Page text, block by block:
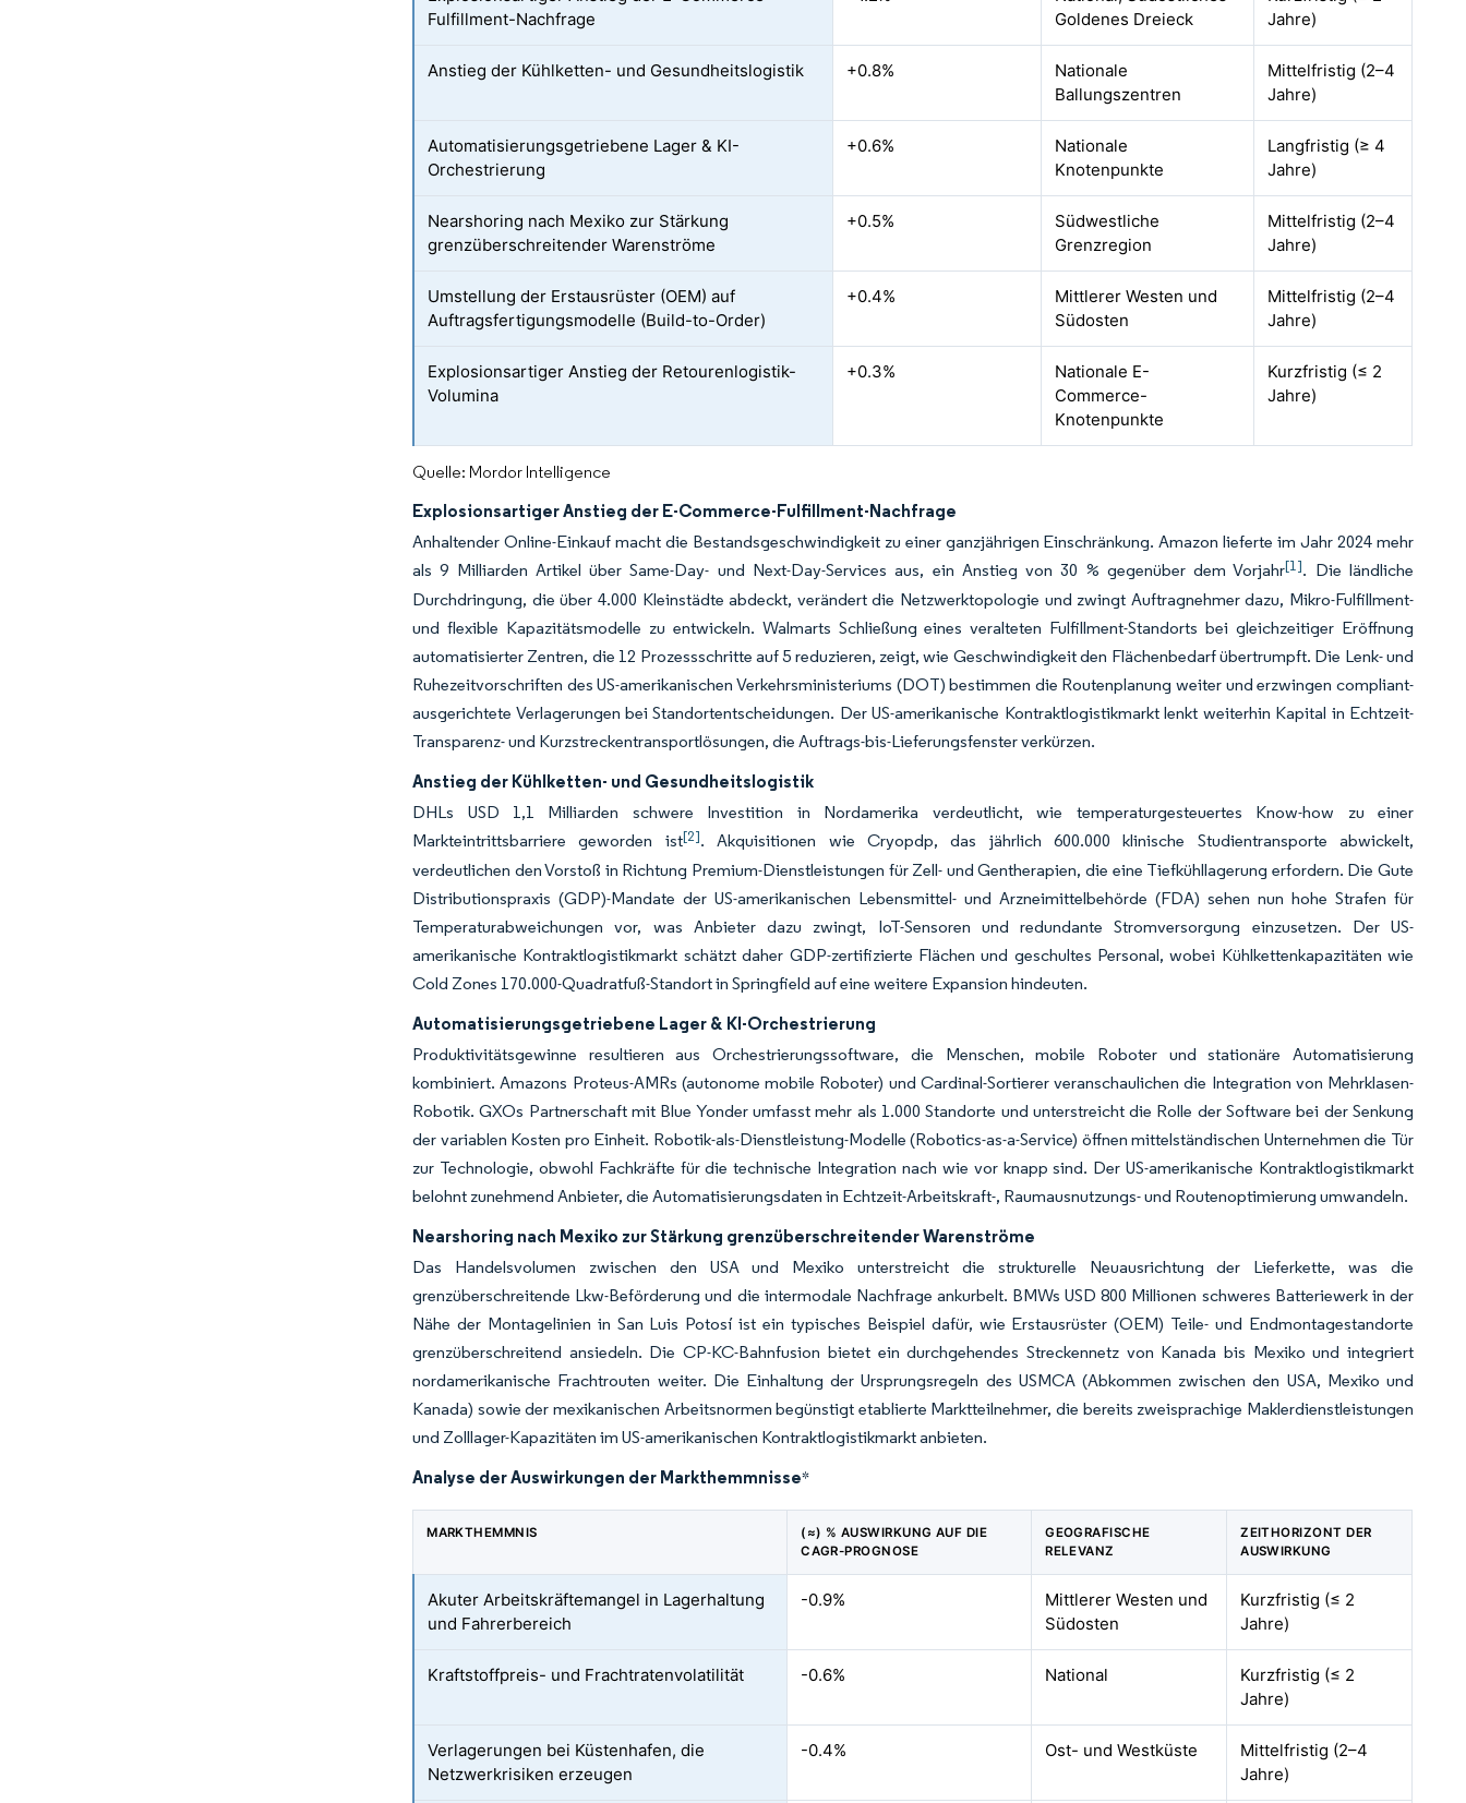
Fulfillment-Nachfrage
Goldenes Dreieck
Jahre)
Anstieg der Kühlketten- und Gesundheitslogistik +0.8%
Nationale
Ballungszentren
Mittelfristig (2–4
Jahre)
Automatisierungsgetriebene Lager & KI-
Orchestrierung
+0.6%
Nationale
Knotenpunkte
Langfristig (≥ 4
Jahre)
Nearshoring nach Mexiko zur Stärkung
grenzüberschreitender Warenströme
+0.5%
Südwestliche
Grenzregion
Mittelfristig (2–4
Jahre)
Umstellung der Erstausrüster (OEM) auf
Auftragsfertigungsmodelle (Build-to-Order)
+0.4%
Mittlerer Westen und
Südosten
Mittelfristig (2–4
Jahre)
Explosionsartiger Anstieg der Retourenlogistik-
Volumina
+0.3%
Nationale E-
Commerce-
Knotenpunkte
Kurzfristig (≤ 2
Jahre)
Quelle: Mordor Intelligence
Explosionsartiger Anstieg der E-Commerce-Fulfillment-Nachfrage
Anhaltender Online-Einkauf macht die Bestandsgeschwindigkeit zu einer ganzjährigen Einschränkung. Amazon lieferte im Jahr 2024 mehr
als 9 Milliarden Artikel über Same-Day- und Next-Day-Services aus, ein Anstieg von 30 % gegenüber dem Vorjahr[1]. Die ländliche
Durchdringung, die über 4.000 Kleinstädte abdeckt, verändert die Netzwerktopologie und zwingt Auftragnehmer dazu, Mikro-Fulfillment-
und flexible Kapazitätsmodelle zu entwickeln. Walmarts Schließung eines veralteten Fulfillment-Standorts bei gleichzeitiger Eröffnung
automatisierter Zentren, die 12 Prozessschritte auf 5 reduzieren, zeigt, wie Geschwindigkeit den Flächenbedarf übertrumpft. Die Lenk- und
Ruhezeitvorschriften des US-amerikanischen Verkehrsministeriums (DOT) bestimmen die Routenplanung weiter und erzwingen compliant-
ausgerichtete Verlagerungen bei Standortentscheidungen. Der US-amerikanische Kontraktlogistikmarkt lenkt weiterhin Kapital in Echtzeit-
Transparenz- und Kurzstreckentransportlösungen, die Auftrags-bis-Lieferungsfenster verkürzen.
Anstieg der Kühlketten- und Gesundheitslogistik
DHLs USD 1,1 Milliarden schwere Investition in Nordamerika verdeutlicht, wie temperaturgesteuertes Know-how zu einer
Markteintrittsbarriere geworden ist[2]. Akquisitionen wie Cryopdp, das jährlich 600.000 klinische Studientransporte abwickelt,
verdeutlichen den Vorstoß in Richtung Premium-Dienstleistungen für Zell- und Gentherapien, die eine Tiefkühllagerung erfordern. Die Gute
Distributionspraxis (GDP)-Mandate der US-amerikanischen Lebensmittel- und Arzneimittelbehörde (FDA) sehen nun hohe Strafen für
Temperaturabweichungen vor, was Anbieter dazu zwingt, IoT-Sensoren und redundante Stromversorgung einzusetzen. Der US-
amerikanische Kontraktlogistikmarkt schätzt daher GDP-zertifizierte Flächen und geschultes Personal, wobei Kühlkettenkapazitäten wie
Cold Zones 170.000-Quadratfuß-Standort in Springfield auf eine weitere Expansion hindeuten.
Automatisierungsgetriebene Lager & KI-Orchestrierung
Produktivitätsgewinne resultieren aus Orchestrierungssoftware, die Menschen, mobile Roboter und stationäre Automatisierung
kombiniert. Amazons Proteus-AMRs (autonome mobile Roboter) und Cardinal-Sortierer veranschaulichen die Integration von Mehrklasen-
Robotik. GXOs Partnerschaft mit Blue Yonder umfasst mehr als 1.000 Standorte und unterstreicht die Rolle der Software bei der Senkung
der variablen Kosten pro Einheit. Robotik-als-Dienstleistung-Modelle (Robotics-as-a-Service) öffnen mittelständischen Unternehmen die Tür
zur Technologie, obwohl Fachkräfte für die technische Integration nach wie vor knapp sind. Der US-amerikanische Kontraktlogistikmarkt
belohnt zunehmend Anbieter, die Automatisierungsdaten in Echtzeit-Arbeitskraft-, Raumausnutzungs- und Routenoptimierung umwandeln.
Nearshoring nach Mexiko zur Stärkung grenzüberschreitender Warenströme
Das Handelsvolumen zwischen den USA und Mexiko unterstreicht die strukturelle Neuausrichtung der Lieferkette, was die
grenzüberschreitende Lkw-Beförderung und die intermodale Nachfrage ankurbelt. BMWs USD 800 Millionen schweres Batteriewerk in der
Nähe der Montagelinien in San Luis Potosí ist ein typisches Beispiel dafür, wie Erstausrüster (OEM) Teile- und Endmontagestandorte
grenzüberschreitend ansiedeln. Die CP-KC-Bahnfusion bietet ein durchgehendes Streckennetz von Kanada bis Mexiko und integriert
nordamerikanische Frachtrouten weiter. Die Einhaltung der Ursprungsregeln des USMCA (Abkommen zwischen den USA, Mexiko und
Kanada) sowie der mexikanischen Arbeitsnormen begünstigt etablierte Marktteilnehmer, die bereits zweisprachige Maklerdienstleistungen
und Zolllager-Kapazitäten im US-amerikanischen Kontraktlogistikmarkt anbieten.
Analyse der Auswirkungen der Markthemmnisse*
MARKTHEMMNIS
(≈) % AUSWIRKUNG AUF DIE
CAGR-PROGNOSE
GEOGRAFISCHE
RELEVANZ
ZEITHORIZONT DER
AUSWIRKUNG
Akuter Arbeitskräftemangel in Lagerhaltung
und Fahrerbereich
-0.9%
Mittlerer Westen und
Südosten
Kurzfristig (≤ 2
Jahre)
Kraftstoffpreis- und Frachtratenvolatilität -0.6% National
Kurzfristig (≤ 2
Jahre)
Verlagerungen bei Küstenhafen, die
Netzwerkrisiken erzeugen
-0.4% Ost- und Westküste
Mittelfristig (2–4
Jahre)